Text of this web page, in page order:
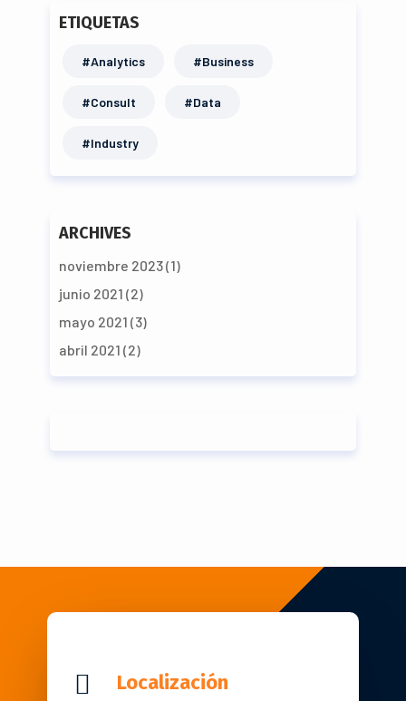
ETIQUETAS
#Analytics #Business
#Consult #Data
#Industry
ARCHIVES
noviembre 2023(1)
junio 2021 (2)
mayo 2021 (3)
abril 2021 (2)
 Localización